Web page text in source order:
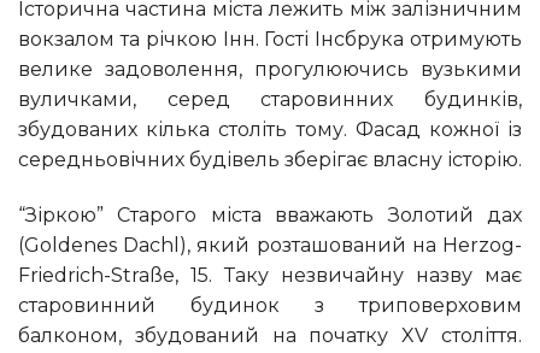
вокзалом та річкою Інн. Гості Інсбрука отримують
велике задоволення, прогулюючись вузькими
вуличками, серед старовинних будинків,
збудованих кілька століть тому. Фасад кожної із
середньовічних будівель зберігає власну історію.
“Зіркою” Старого міста вважають Золотий дах
(Goldenes Dachl), який розташований на Herzog-
Friedrich-Straße, 15. Таку незвичайну назву має
старовинний будинок з триповерховим
балконом, збудований на початку XV століття.